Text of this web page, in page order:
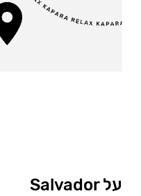
על Salvador